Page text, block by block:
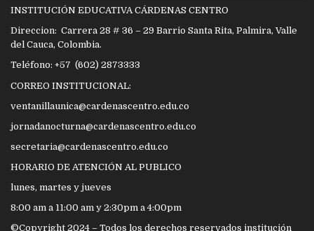
INSTITUCIÓN EDUCATIVA CÁRDENAS CENTRO
Direccion: Carrera 28 # 36 – 29 Barrio Santa Rita, Palmira, Valle
del Cauca, Colombia.
Teléfono: +57 (602) 2873333
CORREO INSTITUCIONAL:
ventanillaunica@cardenascentro.edu.co
jornadanocturna@cardenascentro.edu.co
secretaria@cardenascentro.edu.co
HORARIO DE ATENCIÓN AL PUBLICO
lunes, martes y jueves
8:00 am a 11:00 am y 2:30pm a 4:00pm
©Copyright 2024 – Todos los derechos reservados institución